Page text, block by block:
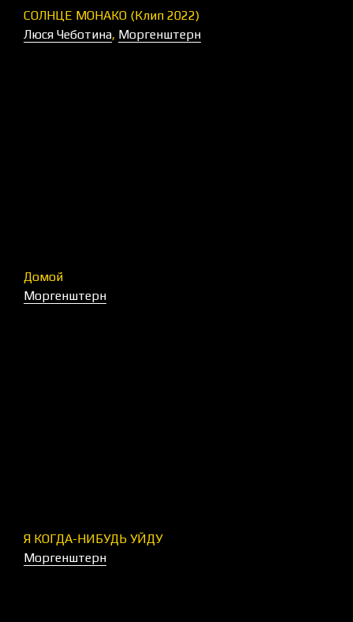
СОЛНЦЕ МОНАКО (Клип 2022)
Люся Чеботина, Моргенштерн
Домой
Моргенштерн
Я КОГДА-НИБУДЬ УЙДУ
Моргенштерн